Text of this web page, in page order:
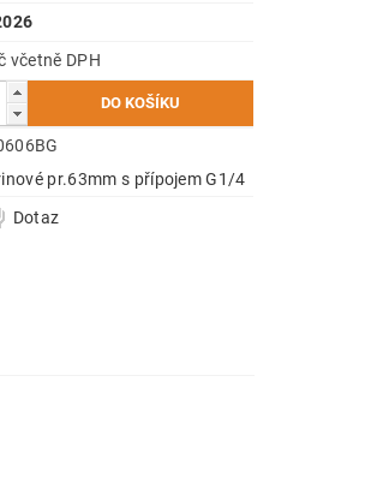
478 Kč včetně DPH
pr.63mm s přípojem G1/4
Dotaz